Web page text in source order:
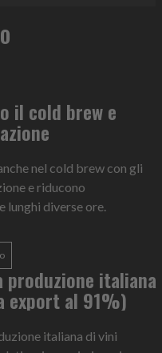
il cold brew e
nel cold brew con gli
e riducono
lunghi diverse ore.
italiana
export al 91%)
italiana di vini